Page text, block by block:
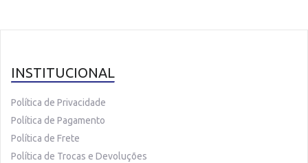
INSTITUCIONAL
Política de Privacidade
Política de Pagamento
Política de Frete
Política de Trocas e Devoluções